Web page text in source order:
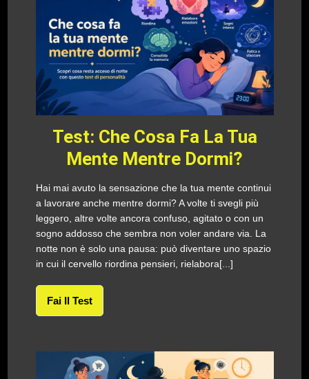
Test: Che Cosa Fa La Tua
Mente Mentre Dormi?
Hai mai avuto la sensazione che la tua mente continui
a lavorare anche mentre dormi? A volte ti svegli più
leggero, altre volte ancora confuso, agitato o con un
sogno addosso che sembra non voler andare via. La
notte non è solo una pausa: può diventare uno spazio
in cui il cervello riordina pensieri, rielabora[...]
Fai Il Test